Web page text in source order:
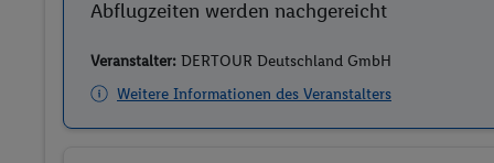
Abflugzeiten werden nachgereicht
Veranstalter: DERTOUR Deutschland GmbH
Weitere Informationen des Veranstalters